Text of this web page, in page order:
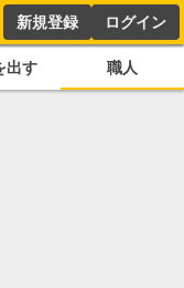
新規登録 ログイン
出す 職人